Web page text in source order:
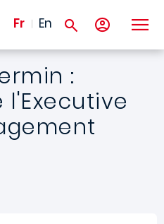
Fr En
:
l'Executive